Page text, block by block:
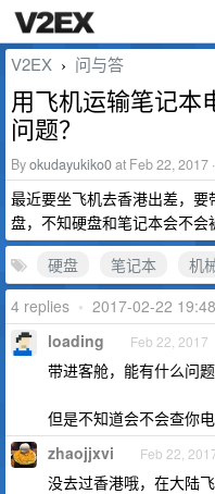
V2EX › 问与答
用飞机运输笔记本
问题？
Byokudayukiko0at Feb 22, 2017
最近要坐飞机去香港出差，
盘，不知硬盘和笔记本会不会
硬盘
笔记本 机
4 replies • 2017-02-22
loading Feb 22, 2017
带进客舱，能有什么问题
但是不知道会不会查你
zhaojjxvi Feb 22,
没去过香港哦，在大陆